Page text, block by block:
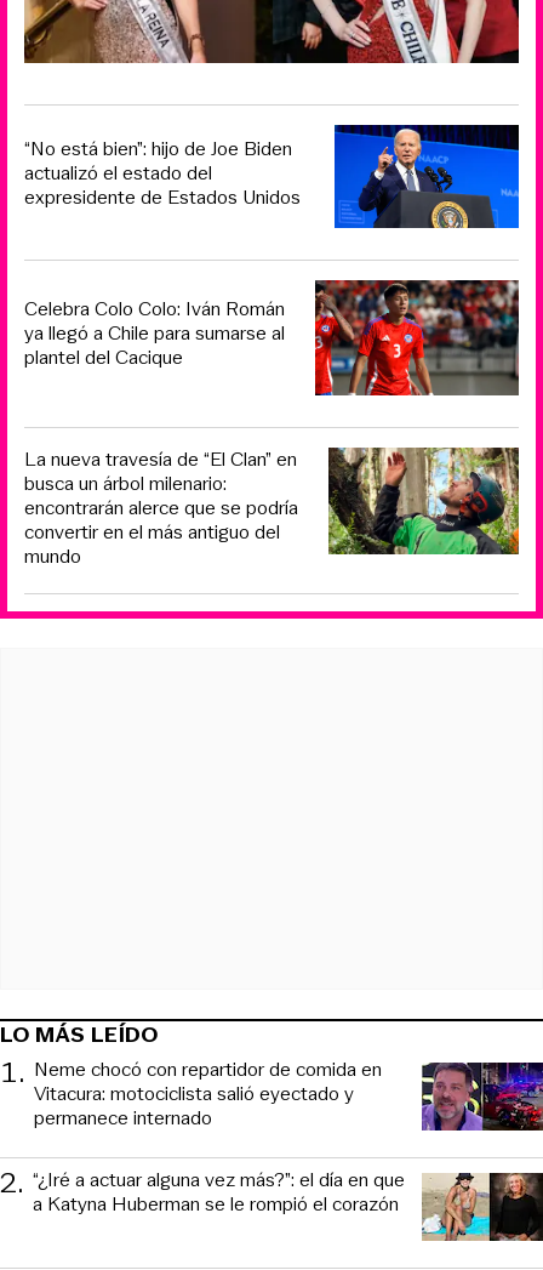
“No está bien”: hijo de Joe Biden
actualizó el estado del
expresidente de Estados Unidos
Celebra Colo Colo: Iván Román
ya llegó a Chile para sumarse al
plantel del Cacique
La nueva travesía de “El Clan” en
busca un árbol milenario:
encontrarán alerce que se podría
convertir en el más antiguo del
mundo
LO MÁS LEÍDO
1. Neme chocó con repartidor de comida en
Vitacura: motociclista salió eyectado y
permanece internado
2. “¿Iré a actuar alguna vez más?”: el día en que
a Katyna Huberman se le rompió el corazón